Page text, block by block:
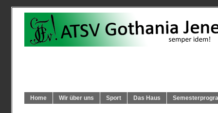
Home Wir über uns Sport Das Haus